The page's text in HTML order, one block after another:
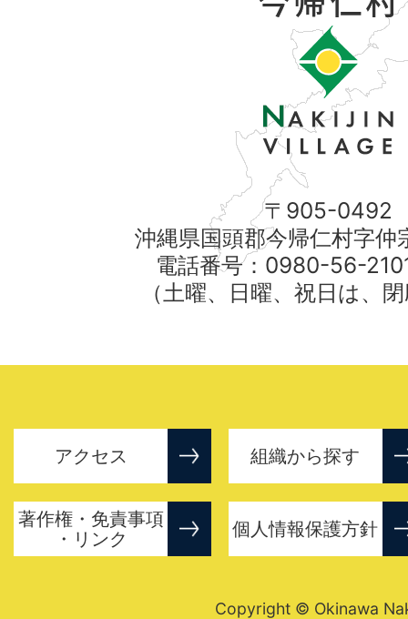
〒905-0492
沖縄県国頭郡今帰仁村字仲
電話番号：0980-56-
（土曜、日曜、祝日は、
アクセス 組織から探す
著作権・免責事項
・リンク
個人情報保護方針
Copyright © Okinawa